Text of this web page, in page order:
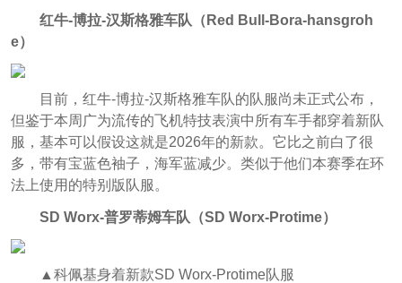
红牛-博拉-汉斯格雅车队（ Red Bull-Bora-hansgroh
e）
目前，红牛-博拉-汉斯格雅车队的队服尚未正式公布，
但鉴于本周广为流传的飞机特技表演中所有车手都穿着新队
服，基本可以假设这就是2026年的新款。它比之前白了很
多，带有宝蓝色袖子，海军蓝减少。类似于他们本赛季在环
法上使用的特别版队服。
SD Worx-普罗蒂姆车队（SD Worx-Protime）
▲科佩基身着新款SD Worx-Protime队服